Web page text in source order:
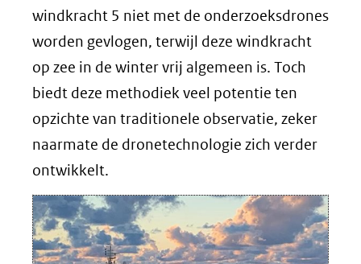
windkracht 5 niet met de onderzoeksdrones
worden gevlogen, terwijl deze windkracht
op zee in de winter vrij algemeen is. Toch
biedt deze methodiek veel potentie ten
opzichte van traditionele observatie, zeker
naarmate de dronetechnologie zich verder
ontwikkelt.